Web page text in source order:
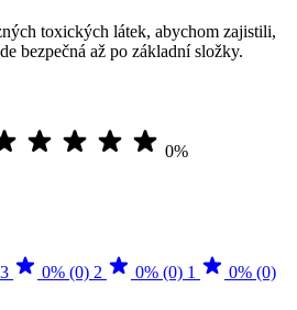
toxických látek, abychom zajistili,
bezpečná až po základní složky.
0%
3 0% (0) 2 0% (0) 1
0% (0)